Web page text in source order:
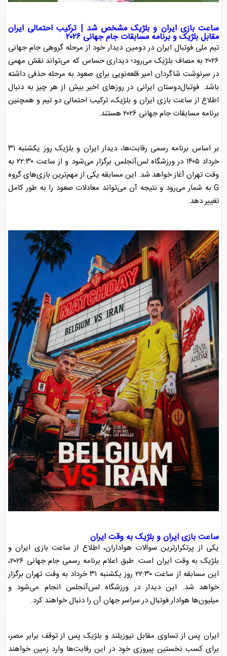
ساعت بازی ایران و بلژیکمشخص شد | ترکیب احتمالی ایران
مقابل بلژیکو برنامه مسابقات جام جهانی ۲۰۲۶
تیم ملی فوتبال ایران در دومین دیدار خود از مرحله گروهی جام جهانی
۲۰۲۶ به مصاف بلژیک می‌رود؛ دیداری حساس که می‌تواند نقش مهمی
در سرنوشت شاگردان امیر قلعه‌نویی برای صعود به مرحله حذفی داشته
باشد. فوتبال‌دوستان ایرانی در روزهای اخیر بیش از هر چیز به دنبال
اطلاع از ساعت بازی ایران و بلژیک، ترکیب احتمالی دو تیم و همچنین
برنامه مسابقات جام جهانی ۲۰۲۶ هستند.
بر اساس برنامه رسمی رقابت‌ها، دیدار ایران و بلژیک روز یکشنبه ۳۱
خرداد ۱۴۰۵ در ورزشگاه لس‌آنجلس برگزار می‌شود و از ساعت ۲۲:۳۰ به
وقت تهران آغاز خواهد شد. این مسابقه یکی از مهم‌ترین بازی‌های گروه
G به شمار می‌رود و نتیجه آن می‌تواند معادلات صعود را به طور کامل
تغییر دهد.
ساعت بازی ایران و بلژیکبه وقت ایران
یکی از پرتکرارترین سوالات هواداران، اطلاع از ساعت بازی ایران و
بلژیک
به وقت ایران است. طبق اعلام برنامه رسمی جام جهانی ۲۰۲۶،
این مسابقه از ساعت ۲۲:۳۰ روز یکشنبه ۳۱ خرداد به وقت تهران برگزار
خواهد شد. این دیدار در ورزشگاه لس‌آنجلس انجام می‌شود و
میلیون‌ها هوادار فوتبال در سراسر جهان آن را دنبال خواهند کرد.
ایران پس از تساوی مقابل نیوزیلند و بلژیک پس از توقف برابر مصر،
برای کسب نخستین پیروزی خود در این رقابت‌ها وارد زمین خواهند